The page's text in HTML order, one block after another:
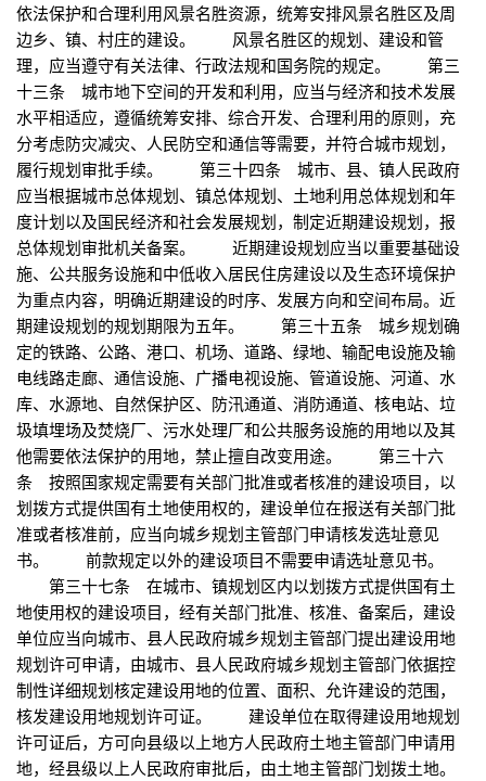
依法保护和合理利用风景名胜资源，统筹安排风景名胜区及周
边乡、镇、村庄的建设。 风景名胜区的规划、建设和管
理，应当遵守有关法律、行政法规和国务院的规定。 第三
十三条 城市地下空间的开发和利用，应当与经济和技术发展
水平相适应，遵循统筹安排、综合开发、合理利用的原则，充
分考虑防灾减灾、人民防空和通信等需要，并符合城市规划，
履行规划审批手续。 第三十四条 城市、县、镇人民政府
应当根据城市总体规划、镇总体规划、土地利用总体规划和年
度计划以及国民经济和社会发展规划，制定近期建设规划，报
总体规划审批机关备案。 近期建设规划应当以重要基础设
施、公共服务设施和中低收入居民住房建设以及生态环境保护
为重点内容，明确近期建设的时序、发展方向和空间布局。近
期建设规划的规划期限为五年。 第三十五条 城乡规划确
定的铁路、公路、港口、机场、道路、绿地、输配电设施及输
电线路走廊、通信设施、广播电视设施、管道设施、河道、水
库、水源地、自然保护区、防汛通道、消防通道、核电站、垃
圾填埋场及焚烧厂、污水处理厂和公共服务设施的用地以及其
他需要依法保护的用地，禁止擅自改变用途。 第三十六
条 按照国家规定需要有关部门批准或者核准的建设项目，以
划拨方式提供国有土地使用权的，建设单位在报送有关部门批
准或者核准前，应当向城乡规划主管部门申请核发选址意见
书。 前款规定以外的建设项目不需要申请选址意见书。
第三十七条 在城市、镇规划区内以划拨方式提供国有土
地使用权的建设项目，经有关部门批准、核准、备案后，建设
单位应当向城市、县人民政府城乡规划主管部门提出建设用地
规划许可申请，由城市、县人民政府城乡规划主管部门依据控
制性详细规划核定建设用地的位置、面积、允许建设的范围，
核发建设用地规划许可证。 建设单位在取得建设用地规划
许可证后，方可向县级以上地方人民政府土地主管部门申请用
地，经县级以上人民政府审批后，由土地主管部门划拨土地。